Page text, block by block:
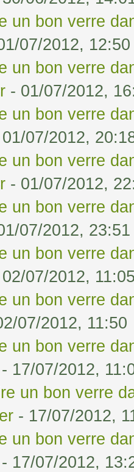
un bon verre
07/2012, 12:50
un bon verre
- 01/07/2012,
un bon verre
07/2012,
un bon verre
- 01/07/2012,
un bon verre
07/2012, 23:51
un bon verre
07/2012,
un bon verre
07/2012, 11:50
un bon verre
- 17/07/2012,
un bon verre
- 17/07/2012,
un bon verre
- 17/07/2012,